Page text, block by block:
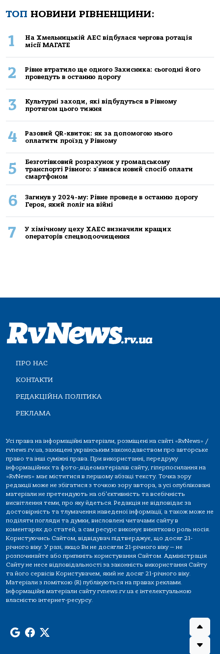
ТОП НОВИНИ РІВНЕНЩИНИ:
1
На Хмельницькій АЕС відбулася чергова ротація
місії МАГАТЕ
2
Рівне втратило ще одного Захисника: сьогодні його
проведуть в останню дорогу
3
Культурні заходи, які відбудуться в Рівному
протягом цього тижня
4
Разовий QR-квиток: як за допомогою нього
оплатити проїзд у Рівному
5
Безготівковий розрахунок у громадському
транспорті Рівного: з'явився новий спосіб оплати
смартфоном
6
Загинув у 2024-му: Рівне проведе в останню дорогу
Героя, який поліг на війні
7
У хімічному цеху ХАЕС визначили кращих
операторів спецводоочищення
ПРО НАС
КОНТАКТИ
РЕДАКЦІЙНА ПОЛІТИКА
РЕКЛАМА
Усі права на інформаційні матеріали, розміщені на сайті «RvNews» /
rvnews.rv.ua, захищені українським законодавством про авторське
право та інші суміжні права. При використанні, передруку
інформаційних та фото-,відеоматеріалів сайту, гіперпосилання на
«RvNews» має міститися в першому абзаці тексту. Точка зору
редакції може не збігатися з точкою зору автора, а усі опубліковані
матеріали не претендують на об'єктивність та всебічність
висвітлення теми, про яку йдеться. Редакція не відповідає за
достовірність та тлумачення наведеної інформації, а також може не
поділяти погляди та думки, висловлені читачами сайту в
коментарях до статей, а сам ресурс виконує винятково роль носія.
Користуючись Сайтом, відвідувач підтверджує, що досяг 21-
річного віку. У разі, якщо Ви не досягли 21-річного віку — не
розпочинайте або припиніть користування Сайтом. Адміністрація
Сайту не несе відповідальності за законність використання Сайту
та його сервісів Користувачем, який не досяг 21-річного віку.
Матеріали з поміткою (R) публікуються на правах реклами.
Інформаційні матеріали сайту rvnews.rv.ua є інтелектуальною
власністю інтернет-ресурсу.